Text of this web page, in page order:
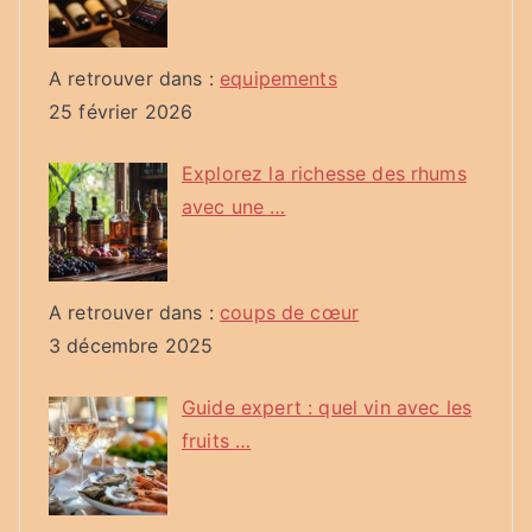
A retrouver dans : equipements
25 février 2026
Explorez la richesse des rhums
avec une …
A retrouver dans : coups de cœur
3 décembre 2025
Guide expert : quel vin avec les
fruits …